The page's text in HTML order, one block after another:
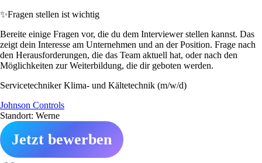
✨Fragen stellen ist wichtig
Bereite einige Fragen vor, die du dem Interviewer stellen kannst. Das
zeigt dein Interesse am Unternehmen und an der Position. Frage nach
den Herausforderungen, die das Team aktuell hat, oder nach den
Möglichkeiten zur Weiterbildung, die dir geboten werden.
Servicetechniker Klima- und Kältetechnik (m/w/d)
Johnson Controls
Standort: Werne
Jetzt bewerben